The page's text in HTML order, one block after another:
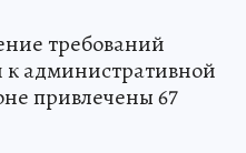
требований
административной
привлечены 67